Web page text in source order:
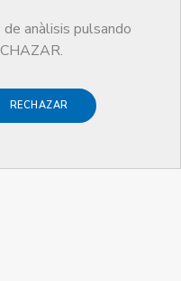
anàlisis pulsando
RECHAZAR
2024